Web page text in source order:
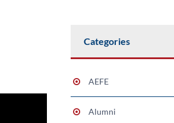
Categories
AEFE
Alumni